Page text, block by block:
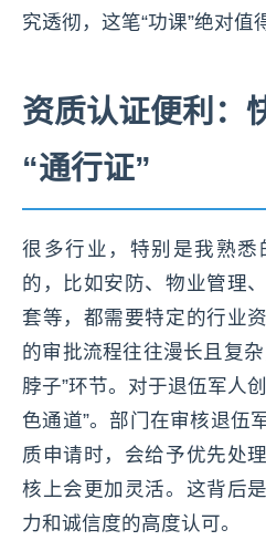
究透彻，这笔“功课”绝对值
资质认证便利：
“通行证”
很多行业，特别是我熟
的，比如安防、物业管理
套等，都需要特定的行业
的审批流程往往漫长且复
脖子”环节。对于退伍军人
色通道”。部门在审核退伍
质申请时，会给予优先处
核上会更加灵活。这背后
力和诚信度的高度认可。